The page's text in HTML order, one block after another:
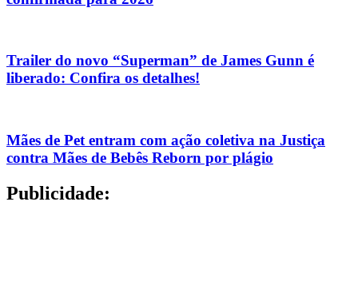
Trailer do novo “Superman” de James Gunn é
liberado: Confira os detalhes!
Mães de Pet entram com ação coletiva na Justiça
contra Mães de Bebês Reborn por plágio
Publicidade: